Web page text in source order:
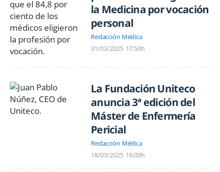
la Medicina por vocación
personal
Redacción Médica
31/03/2025 17:50h
La Fundación Uniteco
anuncia 3ª edición del
Máster de Enfermería
Pericial
Redacción Médica
18/03/2025 18:00h